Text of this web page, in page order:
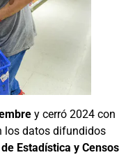
y cerró 2024 con
los datos difundidos
Estadística y Censos